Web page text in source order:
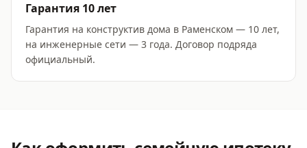
Гарантия 10 лет
Гарантия на конструктив дома в Раменском — 10 лет,
на инженерные сети — 3 года. Договор подряда
официальный.